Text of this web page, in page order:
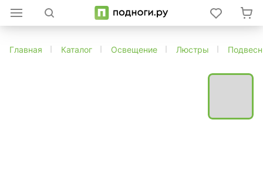
Главная Каталог Освещение Люстры